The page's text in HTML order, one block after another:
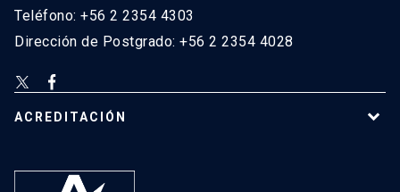
Teléfono: +56 2 2354 4303
Dirección de Postgrado: +56 2 2354 4028
ACREDITACIÓN